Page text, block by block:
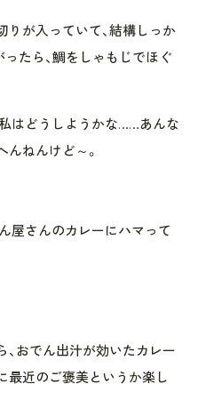
りが入っていて、結構しっか
ったら、鯛をしゃもじでほぐ
私はどうしようかな……あんな
んねんけど～。
ん屋さんのカレーにハマって
、おでん出汁が効いたカレー
最近のご褒美というか楽し